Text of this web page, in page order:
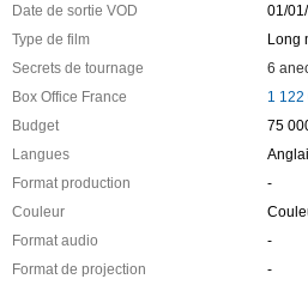
Date de sortie VOD
01/
Type de film
Long
Secrets de tournage
6
Box Office France
1 122
Budget
75
Langues
Format production
-
Couleur
Format audio
-
Format de projection
-